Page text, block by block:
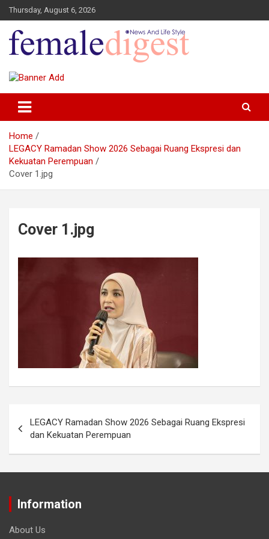
Thursday, August 6, 2026
Female Digest
Home
LEGACY Ramadan Show 2026 Sebagai Ruang Ekspresi dan
Kekuatan Perempuan
Cover 1.jpg
Cover 1.jpg
LEGACY Ramadan Show 2026 Sebagai Ruang Ekspresi
dan Kekuatan Perempuan
Information
About Us